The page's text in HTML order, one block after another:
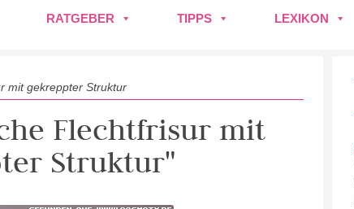
RATGEBER TIPPS LEXIKON
mit gekreppter Struktur
Flechtfrisur mit
Struktur"